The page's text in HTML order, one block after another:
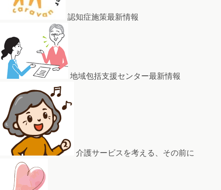
認知症施策最新情報
地域包括支援センター最新情報
介護サービスを考える、その前に